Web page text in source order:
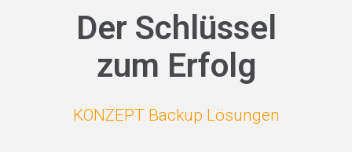
Der Schlüssel
zum Erfolg
KONZEPT Backup Lösungen